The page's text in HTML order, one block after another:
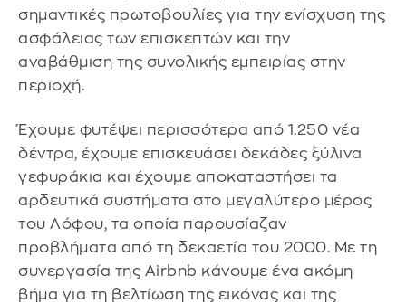
σημαντικές πρωτοβουλίες για την ενίσχυση της
ασφάλειας των επισκεπτών και την
αναβάθμιση της συνολικής εμπειρίας στην
περιοχή.
Έχουμε φυτέψει περισσότερα από 1.250 νέα
δέντρα, έχουμε επισκευάσει δεκάδες ξύλινα
γεφυράκια και έχουμε αποκαταστήσει τα
αρδευτικά συστήματα στο μεγαλύτερο μέρος
του Λόφου, τα οποία παρουσίαζαν
προβλήματα από τη δεκαετία του 2000. Με τη
συνεργασία της Airbnb κάνουμε ένα ακόμη
βήμα για τη βελτίωση της εικόνας και της